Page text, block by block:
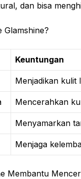
dan bisa
Glamshine?
Keuntungan
Menjadikan kulit
Mencerahkan
Menyamarkan
Menjaga
Membantu